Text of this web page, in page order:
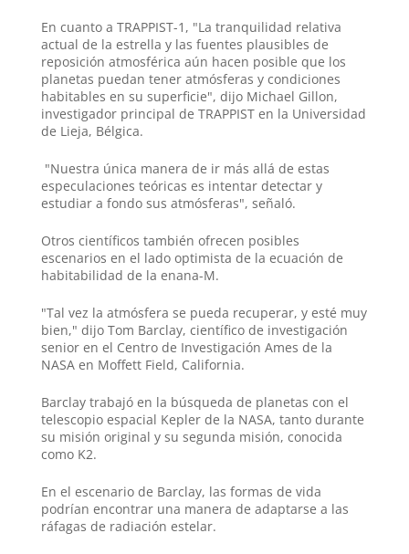
En cuanto a TRAPPIST-1, "La tranquilidad relativa
actual de la estrella y las fuentes plausibles de
reposición atmosférica aún hacen posible que los
planetas puedan tener atmósferas y condiciones
habitables en su superficie", dijo Michael Gillon,
investigador principal de TRAPPIST en la Universidad
de Lieja, Bélgica.
"Nuestra única manera de ir más allá de estas
especulaciones teóricas es intentar detectar y
estudiar a fondo sus atmósferas", señaló.
Otros científicos también ofrecen posibles
escenarios en el lado optimista de la ecuación de
habitabilidad de la enana-M.
"Tal vez la atmósfera se pueda recuperar, y esté muy
bien," dijo Tom Barclay, científico de investigación
senior en el Centro de Investigación Ames de la
NASA en Moffett Field, California.
Barclay trabajó en la búsqueda de planetas con el
telescopio espacial Kepler de la NASA, tanto durante
su misión original y su segunda misión, conocida
como K2.
En el escenario de Barclay, las formas de vida
podrían encontrar una manera de adaptarse a las
ráfagas de radiación estelar.